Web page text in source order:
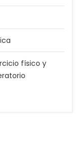
físico y